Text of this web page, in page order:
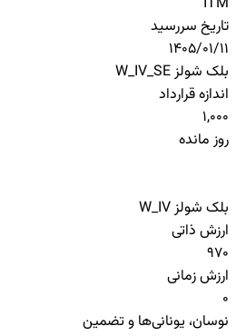
تاریخ سررسید
1405/01/11
بلک شولز W_IV_SE
اندازه قرارداد
1,000
روز مانده
بلک شولز W_IV
ارزش ذاتی
970
ارزش زمانی
0
نوسان، یونانی‌ها و تضمین